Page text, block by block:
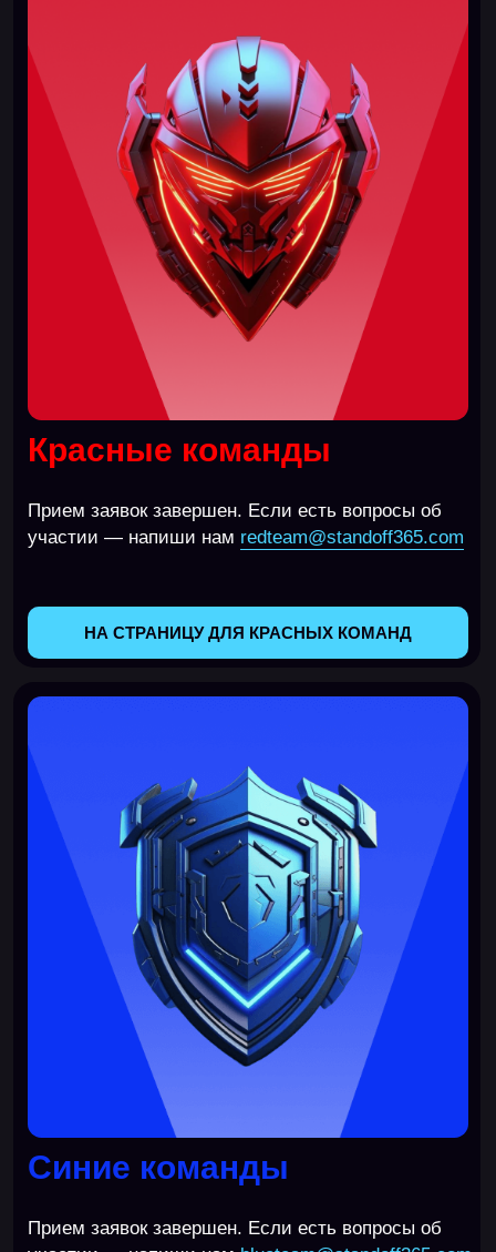
НА СТРАНИЦУ ДЛЯ КРАСНЫХ КОМАНД
Прием заявок завершен. Если есть вопросы об
участии — напиши нам
redteam@standoff365.com
Прием заявок завершен. Если есть вопросы об
участии — напиши намblueteam@standoff365.com
Победитель
Standoff 15